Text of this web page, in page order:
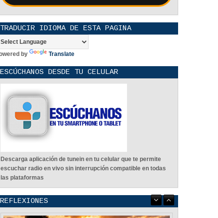
TRADUCIR IDIOMA DE ESTA PAGINA
by Translate
ESCÚCHANOS DESDE TU CELULAR
Descarga aplicación de tunein en tu celular que te permite
escuchar radio en vivo sin interrupción compatible en todas
las plataformas
REFLEXIONES